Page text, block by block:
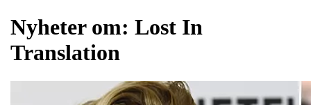
Nyheter om: Lost In
Translation